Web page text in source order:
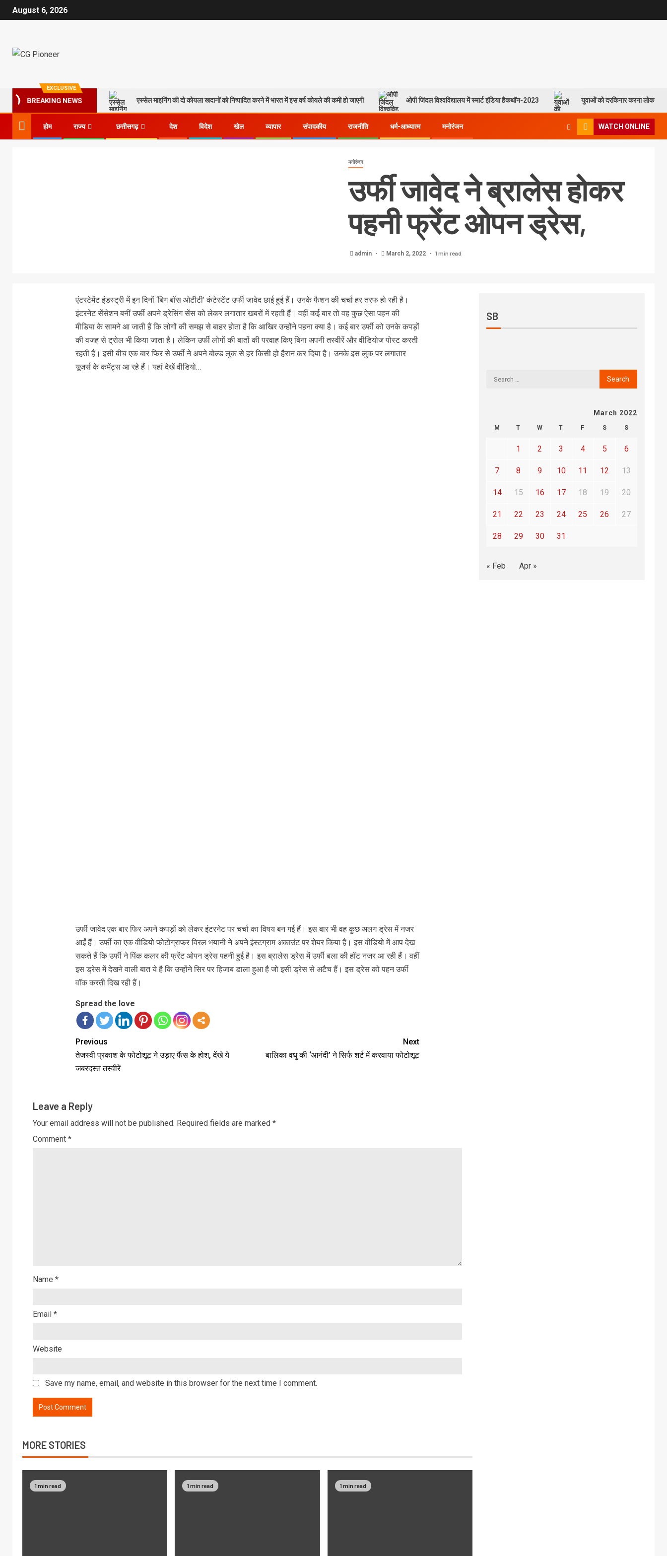
August 6, 2026
EXCLUSIVE
BREAKING NEWS एस्सेल माइनिंग की दो कोयला खदानों को निष्पादित करने में भारत में इस वर्ष कोयले की कमी हो जाएगी ओपी जिंदल विश्वविद्यालय में स्मार्ट इंडिया हैकथॉन-2023 युवाओं को दरकिनार करना लोकसभा
होम राज्य छत्तीसगढ़ देश विदेश खेल व्यापार संपादकीय राजनीति धर्म-आध्यात्म मनोरंजन WATCH ONLINE
मनोरंजन
उर्फी जावेद ने ब्रालेस होकर
पहनी फ्रेंट ओपन ड्रेस,
admin March 2, 2022 1 min read
एंटरटेमेंट इंडस्ट्री में इन दिनों ‘बिग बॉस ओटीटी’ कंटेस्टेंट उर्फी जावेद छाई हुई हैं। उनके फैशन की चर्चा हर तरफ हो रही है।
इंटरनेट सेंसेशन बनीं उर्फी अपने ड्रेसिंग सेंस को लेकर लगातार खबरों में रहती हैं। वहीं कई बार तो वह कुछ ऐसा पहन की
मीडिया के सामने आ जाती हैं कि लोगों की समझ से बाहर होता है कि आखिर उन्होंने पहना क्या है। कई बार उर्फी को उनके कपड़ों
की वजह से ट्रोल भी किया जाता है। लेकिन उर्फी लोगों की बातों की परवाह किए बिना अपनी तस्वीरें और वीडियोज पोस्ट करती
रहती हैं। इसी बीच एक बार फिर से उर्फी ने अपने बोल्ड लुक से हर किसी हो हैरान कर दिया है। उनके इस लुक पर लगातार
यूजर्स के कमेंट्स आ रहे हैं। यहां देखें वीडियो…
उर्फी जावेद एक बार फिर अपने कपड़ों को लेकर इंटरनेट पर चर्चा का विषय बन गई हैं। इस बार भी वह कुछ अलग ड्रेस में नजर
आईं हैं। उर्फी का एक वीडियो फोटोग्राफर विरल भयानी ने अपने इंस्टग्राम अकाउंट पर शेयर किया है। इस वीडियो में आप देख
सकते हैं कि उर्फी ने पिंक कलर की फ्रेंट ओपन ड्रेस पहनी हुई है। इस ब्रालेस ड्रेस में उर्फी बला की हॉट नजर आ रही हैं। वहीं
इस ड्रेस में देखने वाली बात ये है कि उन्होंने सिर पर हिजाब डाला हुआ है जो इसी ड्रेस से अटैच हैं। इस ड्रेस को पहन उर्फी
वॉक करती दिख रही हैं।
Spread the love
Previous
तेजस्वी प्रकाश के फोटोशूट ने उड़ाए फैंस के होश, देंखे ये
जबरदस्त तस्वीरें
Next
बालिका वधु की ‘आनंदी’ ने सिर्फ शर्ट में करवाया फोटोशूट
Leave a Reply
Your email address will not be published. Required fields are marked *
Comment *
Name *
Email *
Website
Save my name, email, and website in this browser for the next time I comment.
MORE STORIES
1 min read 1 min read 1 min read
SB
March 2022
M T W T F S S
1 2 3 4 5 6
7 8 9 10 11 12 13
14 15 16 17 18 19 20
21 22 23 24 25 26 27
28 29 30 31
« Feb Apr »